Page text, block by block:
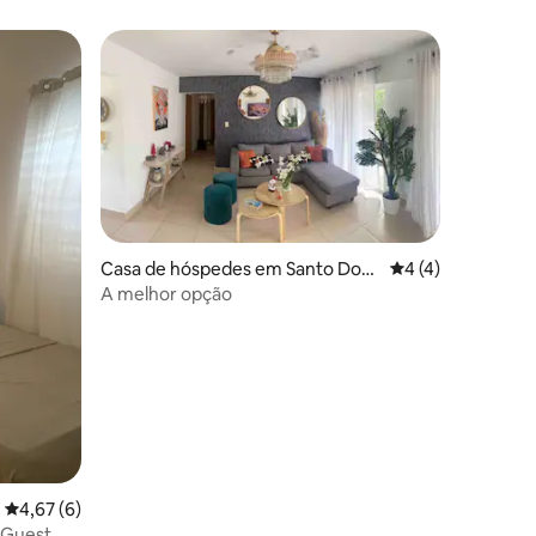
Classificação média de 4,67 em 5 estrelas, 6avaliações
4,67 (6)
Casa de hóspedes em Santo Dom
ingo Este
Classificação
4 (4)
A melhor opção